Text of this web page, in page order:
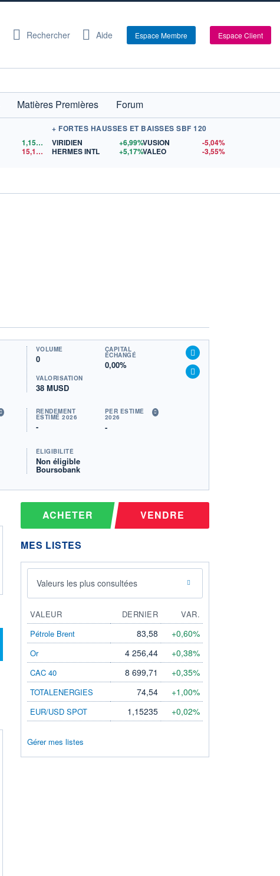
Rechercher Aide Espace Membre Espace Client
Matières Premières
Forum
1,1522
$US
15,15$US
+ FORTES HAUSSES ET BAISSES SBF 120
VIRIDIEN
+6,99%
HERMES INTL
+5,17%
VUSION
-5,04%
VALEO
-3,55%
VOLUME
0
CAPITAL
ÉCHANGÉ
0,00%
VALORISATION
38 MUSD
RENDEMENT
ESTIMÉ 2026
-
PER ESTIMÉ
2026
-
ÉLIGIBILITÉ
Non éligible
Boursobank
ACHETER VENDRE
MES LISTES
Valeurs les plus consultées
VALEUR DERNIER
VAR.
Pétrole Brent
83,58 +0,60%
Or 4 256,44 +0,38%
CAC 40 8 699,71 +0,35%
TOTALENERGIES 74,54 +1,00%
EUR/USD SPOT 1,15235 +0,02%
Gérer mes listes